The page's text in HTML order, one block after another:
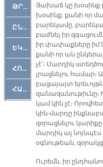
ԹՐՔԱՀԱՅ ԿԵԱՆՔ
ԸՆԿԵՐԱՄՇԱԿՈՒԹԱՅԻՆ
ԵԿԵՂԵՑԱԿԱՆ
ՀՈԳԵՄՏԱՒՈՐ
ՀԱՐԹԱԿ
Յախաճ կը խօսինք
խօսինք, քանի որ
բարեկամը,
բաժնել իր
իր փափաքները իմ
քանի որ ան
չէ՛։ Մարդիկ
լրացնելու համար։
բացայայտ
զանազանութիւնը։
կամ կին չէ։
կին-մարդը
զօրացնելու կարիքը
մարդիկ ալ
օգնութեան,
Ուրեմն, իր